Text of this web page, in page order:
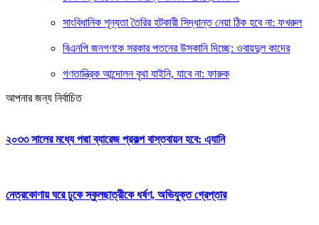
সাংবিধানিক শূন্যতা তৈরির হটকারী সিদ্ধান্ত নেয়া ঠিক হবে না: ফখরুল
বিএনপি জনগণকে সরকার পতনের উসকানি দিচ্ছে: ওবায়দুল কাদের
গণতান্ত্রিক আন্দোলন বৃথা যাইনি, যাবে না: ফারুক
আপনার জন্য নির্বাচিত
২০৩৩ সালের মধ্যে পদ্মা ব্যারেজ প্রকল্প বাস্তবায়ন হবে: এ্যানি
নেত্রকোণায় ঘরে ঢুকে স্কুলছাত্রীকে ধর্ষণ, অভিযুক্ত গ্রেপ্তার